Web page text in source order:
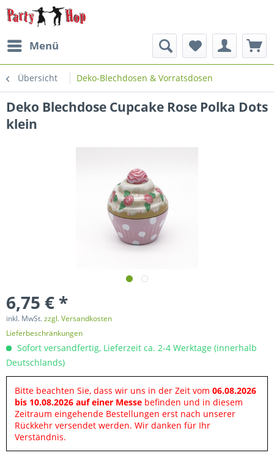
Menü
Übersicht Deko-Blechdosen & Vorratsdosen
Deko Blechdose Cupcake Rose Polka Dots
klein
6,75 € *
inkl. MwSt.zzgl. Versandkosten
Lieferbeschränkungen
Sofort versandfertig, Lieferzeit ca. 2-4 Werktage (innerhalb
Deutschlands)
Bitte beachten Sie, dass wir uns in der Zeit vom 06.08.2026
bis 10.08.2026 auf einer Messe befinden und in diesem
Zeitraum eingehende Bestellungen erst nach unserer
Rückkehr versendet werden. Wir danken für Ihr
Verständnis.